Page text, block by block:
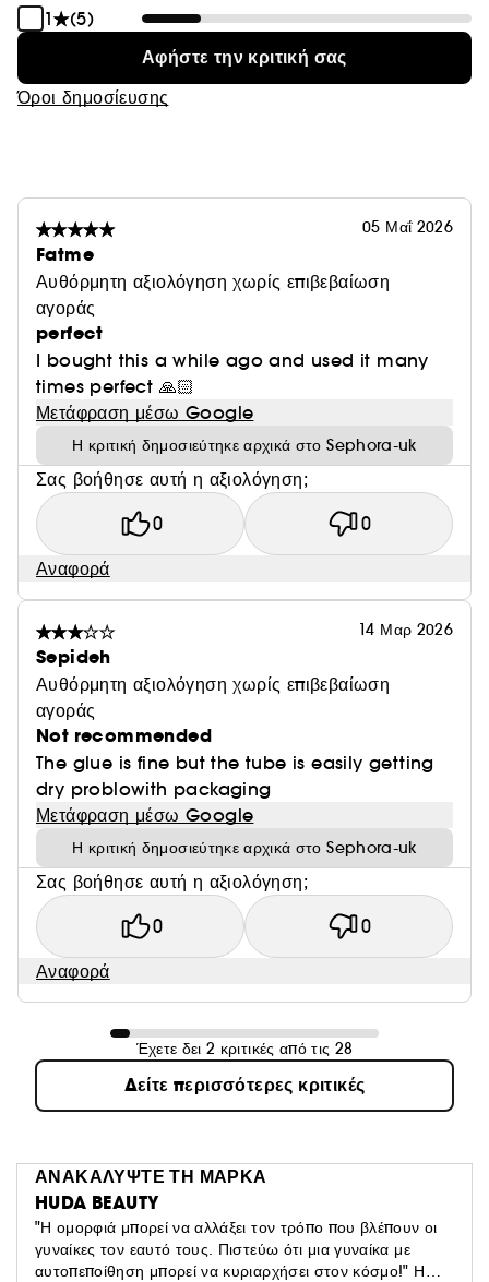
1 (5)
Αφήστε την κριτική σας
Όροι δημοσίευσης
05 Μαΐ 2026
Fatme
Αυθόρμητη αξιολόγηση χωρίς επιβεβαίωση
αγοράς
perfect
I bought this a while ago and used it many
times perfect 🙏🏻
Μετάφραση μέσω Google
Η κριτική δημοσιεύτηκε αρχικά στο Sephora-uk
Σας βοήθησε αυτή η αξιολόγηση;
0 0
Αναφορά
14 Μαρ 2026
Sepideh
Αυθόρμητη αξιολόγηση χωρίς επιβεβαίωση
αγοράς
Not recommended
The glue is fine but the tube is easily getting
dry problowith packaging
Μετάφραση μέσω Google
Η κριτική δημοσιεύτηκε αρχικά στο Sephora-uk
Σας βοήθησε αυτή η αξιολόγηση;
0 0
Αναφορά
Έχετε δει 2 κριτικές από τις 28
Δείτε περισσότερες κριτικές
ΑΝΑΚΑΛΥΨΤΕ ΤΗ ΜΑΡΚΑ
HUDA BEAUTY
"Η ομορφιά μπορεί να αλλάξει τον τρόπο που βλέπουν οι
γυναίκες τον εαυτό τους. Πιστεύω ότι μια γυναίκα με
αυτοπεποίθηση μπορεί να κυριαρχήσει στον κόσμο!" Η